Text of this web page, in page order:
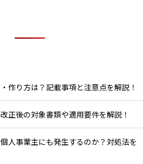
作り方は？記載事項と注意点を解説！
正後の対象書類や適用要件を解説！
人事業主にも発生するのか？対処法を